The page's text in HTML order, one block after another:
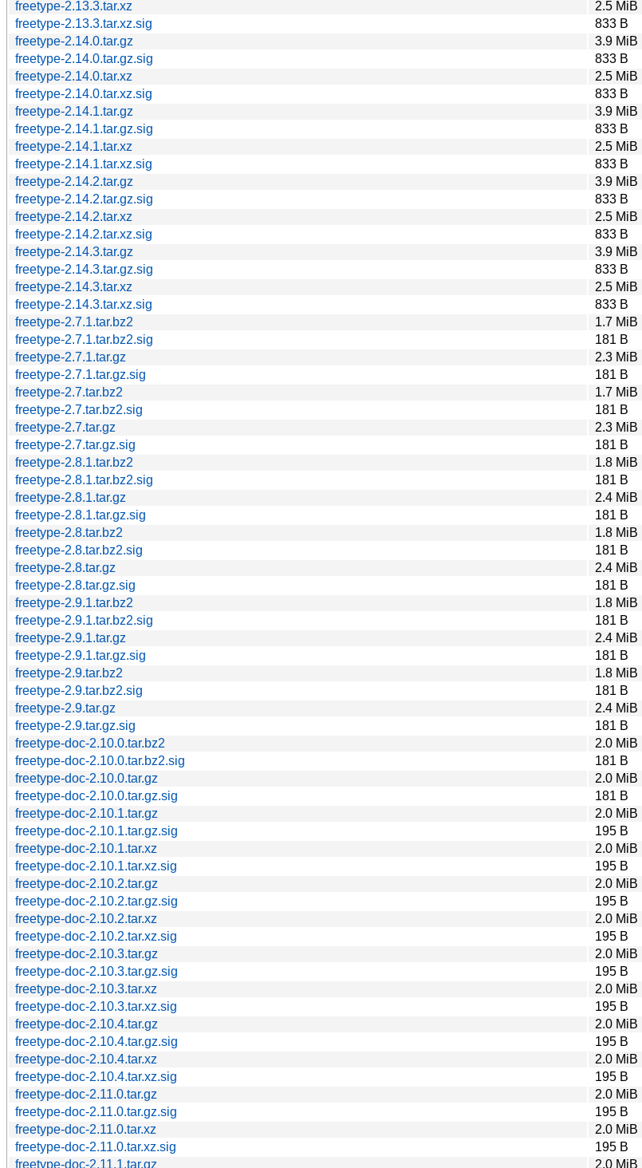
freetype-2.13.3.tar.xz
2.5 MiB
freetype-2.13.3.tar.xz.sig
833 B
freetype-2.14.0.tar.gz
3.9 MiB
freetype-2.14.0.tar.gz.sig
833 B
freetype-2.14.0.tar.xz
2.5 MiB
freetype-2.14.0.tar.xz.sig
833 B
freetype-2.14.1.tar.gz
3.9 MiB
freetype-2.14.1.tar.gz.sig
833 B
freetype-2.14.1.tar.xz
2.5 MiB
freetype-2.14.1.tar.xz.sig
833 B
freetype-2.14.2.tar.gz
3.9 MiB
freetype-2.14.2.tar.gz.sig
833 B
freetype-2.14.2.tar.xz
2.5 MiB
freetype-2.14.2.tar.xz.sig
833 B
freetype-2.14.3.tar.gz
3.9 MiB
freetype-2.14.3.tar.gz.sig
833 B
freetype-2.14.3.tar.xz
2.5 MiB
freetype-2.14.3.tar.xz.sig
833 B
freetype-2.7.1.tar.bz2
1.7 MiB
freetype-2.7.1.tar.bz2.sig
181 B
freetype-2.7.1.tar.gz
2.3 MiB
freetype-2.7.1.tar.gz.sig
181 B
freetype-2.7.tar.bz2
1.7 MiB
freetype-2.7.tar.bz2.sig
181 B
freetype-2.7.tar.gz
2.3 MiB
freetype-2.7.tar.gz.sig
181 B
freetype-2.8.1.tar.bz2
1.8 MiB
freetype-2.8.1.tar.bz2.sig
181 B
freetype-2.8.1.tar.gz
2.4 MiB
freetype-2.8.1.tar.gz.sig
181 B
freetype-2.8.tar.bz2
1.8 MiB
freetype-2.8.tar.bz2.sig
181 B
freetype-2.8.tar.gz
2.4 MiB
freetype-2.8.tar.gz.sig
181 B
freetype-2.9.1.tar.bz2
1.8 MiB
freetype-2.9.1.tar.bz2.sig
181 B
freetype-2.9.1.tar.gz
2.4 MiB
freetype-2.9.1.tar.gz.sig
181 B
freetype-2.9.tar.bz2
1.8 MiB
freetype-2.9.tar.bz2.sig
181 B
freetype-2.9.tar.gz
2.4 MiB
freetype-2.9.tar.gz.sig
181 B
freetype-doc-2.10.0.tar.bz2
2.0 MiB
freetype-doc-2.10.0.tar.bz2.sig
181 B
freetype-doc-2.10.0.tar.gz
2.0 MiB
freetype-doc-2.10.0.tar.gz.sig
181 B
freetype-doc-2.10.1.tar.gz
2.0 MiB
freetype-doc-2.10.1.tar.gz.sig
195 B
freetype-doc-2.10.1.tar.xz
2.0 MiB
freetype-doc-2.10.1.tar.xz.sig
195 B
freetype-doc-2.10.2.tar.gz
2.0 MiB
freetype-doc-2.10.2.tar.gz.sig
195 B
freetype-doc-2.10.2.tar.xz
2.0 MiB
freetype-doc-2.10.2.tar.xz.sig
195 B
freetype-doc-2.10.3.tar.gz
2.0 MiB
freetype-doc-2.10.3.tar.gz.sig
195 B
freetype-doc-2.10.3.tar.xz
2.0 MiB
freetype-doc-2.10.3.tar.xz.sig
195 B
freetype-doc-2.10.4.tar.gz
2.0 MiB
freetype-doc-2.10.4.tar.gz.sig
195 B
freetype-doc-2.10.4.tar.xz
2.0 MiB
freetype-doc-2.10.4.tar.xz.sig
195 B
freetype-doc-2.11.0.tar.gz
2.0 MiB
freetype-doc-2.11.0.tar.gz.sig
195 B
freetype-doc-2.11.0.tar.xz
2.0 MiB
freetype-doc-2.11.0.tar.xz.sig
195 B
freetype-doc-2.11.1.tar.gz
2.0 MiB